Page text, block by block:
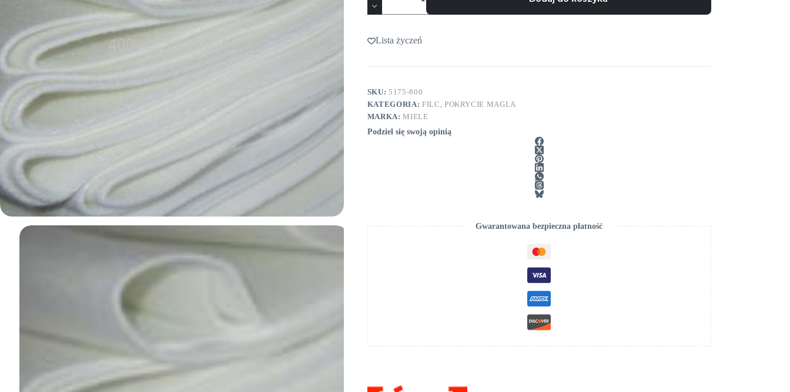
Aramidowy
800g/mkw
HM
5175
Lista życzeń
SKU:5175-800
KATEGORIA: FILC, POKRYCIE MAGLA
MARKA:MIELE
Podziel się swoją opinią
Gwarantowana bezpieczna płatność